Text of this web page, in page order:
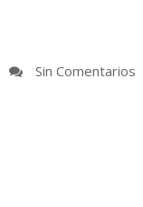
Sin Comentarios